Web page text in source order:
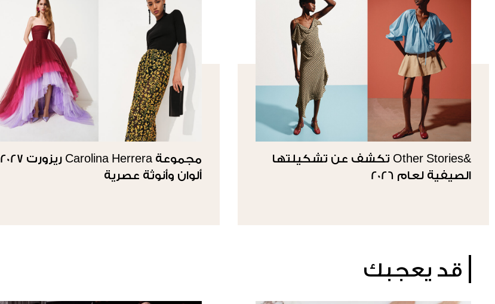
&Other Stories تكشف عن تشكيلتها
الصيفية لعام 2026
مجموعة Carolina Herrera ريزورت 2027
ألوان وأنوثة عصرية
قد يعجبك